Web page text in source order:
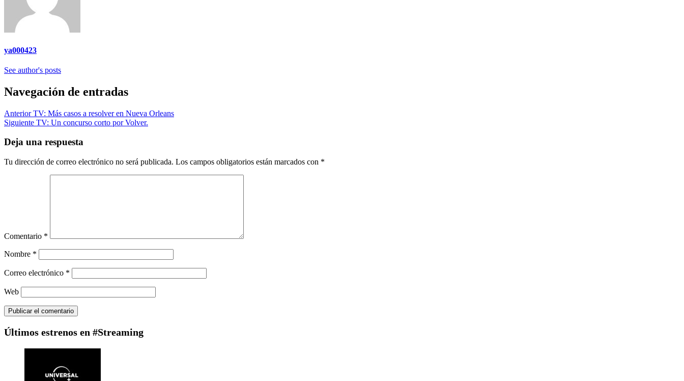
ya000423
See author's posts
Navegación de entradas
AnteriorTV: Más casos a resolver en Nueva Orleans
Siguiente TV: Un concurso corto por Volver.
Deja una respuesta
Tu dirección de correo electrónico no será publicada. Los campos obligatorios están marcados con *
Comentario *
Nombre *
Correo electrónico *
Web
Últimos estrenos en #Streaming